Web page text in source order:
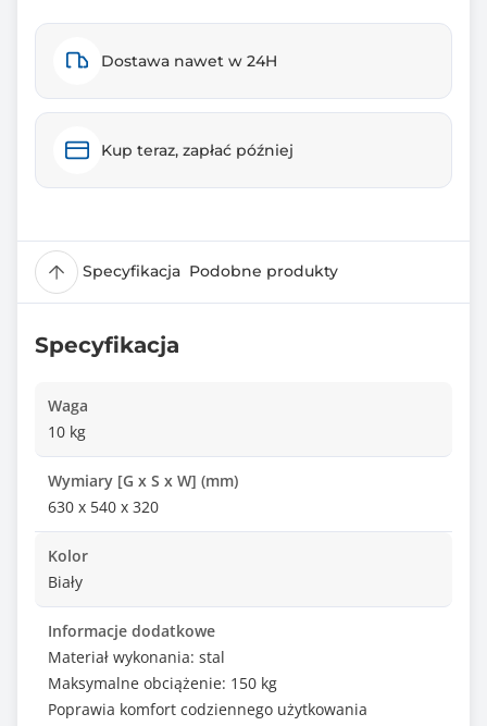
Dostawa nawet w 24H
Kup teraz, zapłać później
Specyfikacja Podobne produkty
Specyfikacja
Waga
10 kg
Wymiary [G x S x W] (mm)
630 x 540 x 320
Kolor
Biały
Informacje dodatkowe
Materiał wykonania: stal
Maksymalne obciążenie: 150 kg
Poprawia komfort codziennego użytkowania